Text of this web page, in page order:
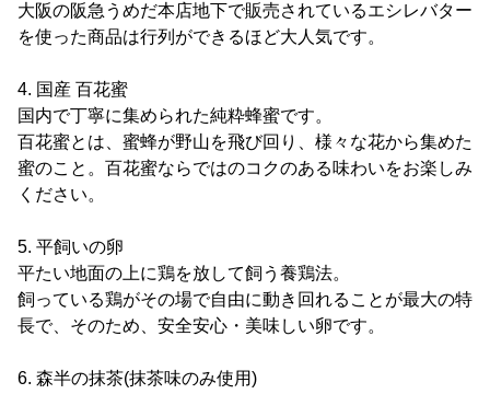
大阪の阪急うめだ本店地下で販売されているエシレバター
を使った商品は行列ができるほど大人気です。
4. 国産 百花蜜
国内で丁寧に集められた純粋蜂蜜です。
百花蜜とは、蜜蜂が野山を飛び回り、様々な花から集めた
蜜のこと。百花蜜ならではのコクのある味わいをお楽しみ
ください。
5. 平飼いの卵
平たい地面の上に鶏を放して飼う養鶏法。
飼っている鶏がその場で自由に動き回れることが最大の特
長で、そのため、安全安心・美味しい卵です。
6. 森半の抹茶(抹茶味のみ使用)